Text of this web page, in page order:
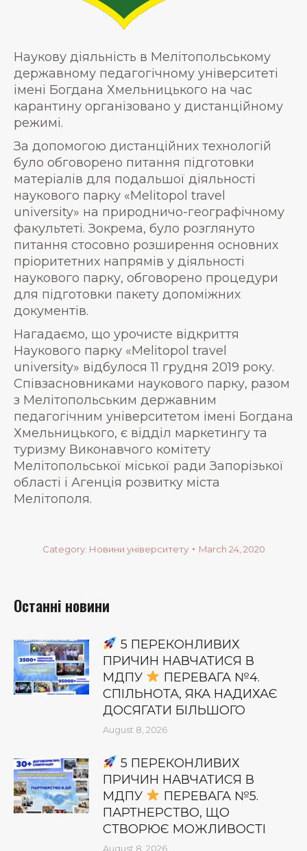
Наукову діяльність в Мелітопольському
державному педагогічному університеті
імені Богдана Хмельницького на час
карантину організовано у дистанційному
режимі.
За допомогою дистанційних технологій
було обговорено питання підготовки
матеріалів для подальшої діяльності
наукового парку «Melitopol travel
university» на природничо-географічному
факультеті. Зокрема, було розглянуто
питання стосовно розширення основних
пріоритетних напрямів у діяльності
наукового парку, обговорено процедури
для підготовки пакету допоміжних
документів.
Нагадаємо, що урочисте відкриття
Наукового парку «Melitopol travel
university» відбулося 11 грудня 2019 року.
Співзасновниками наукового парку, разом
з Мелітопольським державним
педагогічним університетом імені Богдана
Хмельницького, є відділ маркетингу та
туризму Виконавчого комітету
Мелітопольської міської ради Запорізької
області і Агенція розвитку міста
Мелітополя.
Category: Новини університету March 24, 2020
Останні новини
5 ПЕРЕКОНЛИВИХ
ПРИЧИН НАВЧАТИСЯ В
МДПУ
ПЕРЕВАГА №4.
СПІЛЬНОТА, ЯКА НАДИХАЄ
ДОСЯГАТИ БІЛЬШОГО
August 8, 2026
5 ПЕРЕКОНЛИВИХ
ПРИЧИН НАВЧАТИСЯ В
МДПУ
ПЕРЕВАГА №5.
ПАРТНЕРСТВО, ЩО
СТВОРЮЄ МОЖЛИВОСТІ
August 8, 2026